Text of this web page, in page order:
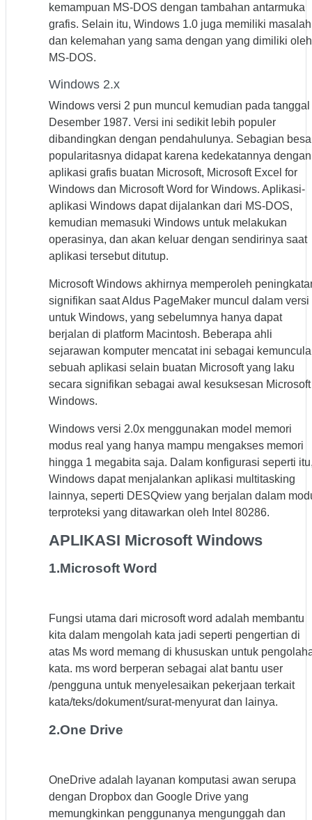
kemampuan MS-DOS dengan tambahan antarmuka
grafis. Selain itu, Windows 1.0 juga memiliki masalah
dan kelemahan yang sama dengan yang dimiliki oleh
MS-DOS.
Windows 2.x
Windows versi 2 pun muncul kemudian pada tanggal
Desember 1987. Versi ini sedikit lebih populer
dibandingkan dengan pendahulunya. Sebagian
popularitasnya didapat karena kedekatannya dengan
aplikasi grafis buatan Microsoft, Microsoft Excel for
Windows dan Microsoft Word for Windows. Aplikasi-
aplikasi Windows dapat dijalankan dari MS-DOS,
kemudian memasuki Windows untuk melakukan
operasinya, dan akan keluar dengan sendirinya saat
aplikasi tersebut ditutup.
Microsoft Windows akhirnya memperoleh
signifikan saat Aldus PageMaker muncul dalam versi
untuk Windows, yang sebelumnya hanya dapat
berjalan di platform Macintosh. Beberapa ahli
sejarawan komputer mencatat ini sebagai
sebuah aplikasi selain buatan Microsoft yang laku
secara signifikan sebagai awal kesuksesan Microsoft
Windows.
Windows versi 2.0x menggunakan model memori
modus real yang hanya mampu mengakses memori
hingga 1 megabita saja. Dalam konfigurasi seperti
Windows dapat menjalankan aplikasi multitasking
lainnya, seperti DESQview yang berjalan dalam
terproteksi yang ditawarkan oleh Intel 80286.
APLIKASI Microsoft Windows
1.Microsoft Word
Fungsi utama dari microsoft word adalah membantu
kita dalam mengolah kata jadi seperti pengertian di
atas Ms word memang di khususkan untuk
kata. ms word berperan sebagai alat bantu user
/pengguna untuk menyelesaikan pekerjaan terkait
kata/teks/dokument/surat-menyurat dan lainya.
2.One Drive
OneDrive adalah layanan komputasi awan serupa
dengan Dropbox dan Google Drive yang
memungkinkan penggunanya mengunggah dan